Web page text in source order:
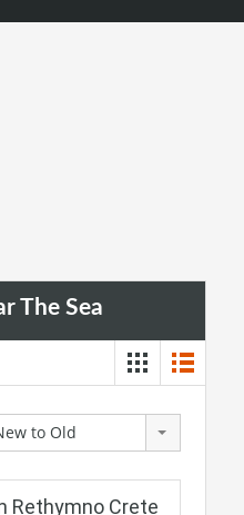
The Sea
to Old
Rethymno Crete